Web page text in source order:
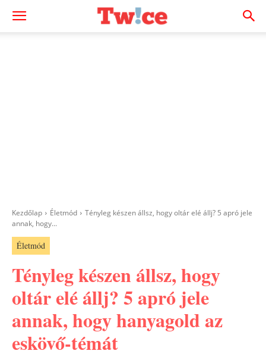
Kezdőlap Életmód
Tényleg készen állsz, hogy oltár elé állj? 5 apró jele
annak, hogy...
Életmód
Tényleg készen állsz, hogy
oltár elé állj? 5 apró jele
annak, hogy hanyagold az
eskövő-témát